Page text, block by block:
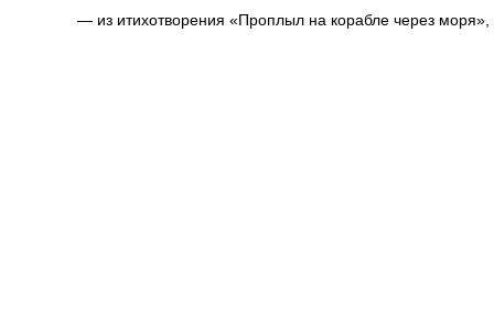
— из итихотворения «Проплыл на корабле через моря»,